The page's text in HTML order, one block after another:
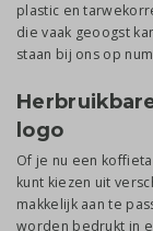
plastic en
die vaak geoogst
staan bij ons op
logo
Of je nu een
kunt kiezen uit
makkelijk aan te
worden bedrukt in